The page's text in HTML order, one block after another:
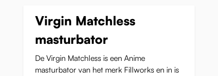
Virgin Matchless
masturbator
De Virgin Matchless is een Anime
masturbator van het merk Fillworks en in is